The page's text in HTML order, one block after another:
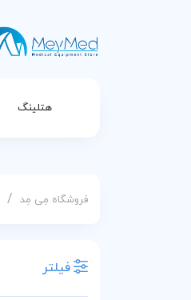
هتلینگ
فروشگاه مِی مِد /
فیلتر